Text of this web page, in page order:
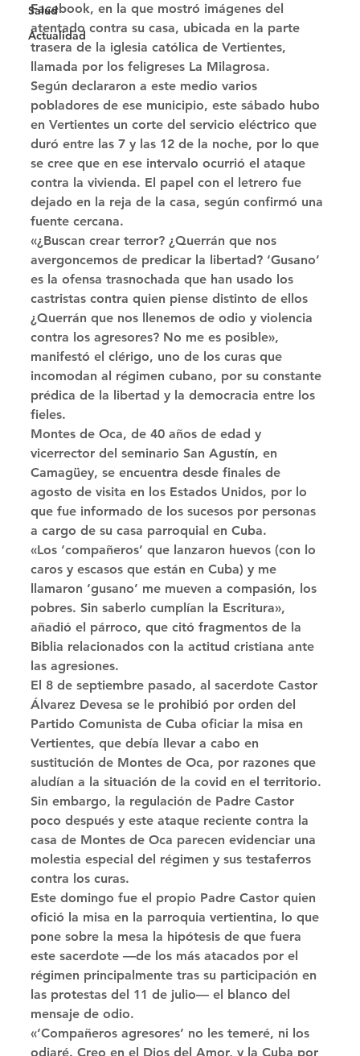
Salud
Actualidad
Facebook, en la que mostró imágenes del
atentado contra su casa, ubicada en la parte
trasera de la iglesia católica de Vertientes,
llamada por los feligreses La Milagrosa.
Según declararon a este medio varios
pobladores de ese municipio, este sábado hubo
en Vertientes un corte del servicio eléctrico que
duró entre las 7 y las 12 de la noche, por lo que
se cree que en ese intervalo ocurrió el ataque
contra la vivienda. El papel con el letrero fue
dejado en la reja de la casa, según confirmó una
fuente cercana.
«¿Buscan crear terror? ¿Querrán que nos
avergoncemos de predicar la libertad? ‘Gusano’
es la ofensa trasnochada que han usado los
castristas contra quien piense distinto de ellos
¿Querrán que nos llenemos de odio y violencia
contra los agresores? No me es posible»,
manifestó el clérigo, uno de los curas que
incomodan al régimen cubano, por su constante
prédica de la libertad y la democracia entre los
fieles.
Montes de Oca, de 40 años de edad y
vicerrector del seminario San Agustín, en
Camagüey, se encuentra desde finales de
agosto de visita en los Estados Unidos, por lo
que fue informado de los sucesos por personas
a cargo de su casa parroquial en Cuba.
«Los ‘compañeros’ que lanzaron huevos (con lo
caros y escasos que están en Cuba) y me
llamaron ‘gusano’ me mueven a compasión, los
pobres. Sin saberlo cumplían la Escritura»,
añadió el párroco, que citó fragmentos de la
Biblia relacionados con la actitud cristiana ante
las agresiones.
El 8 de septiembre pasado, al sacerdote Castor
Álvarez Devesa se le prohibió por orden del
Partido Comunista de Cuba oficiar la misa en
Vertientes, que debía llevar a cabo en
sustitución de Montes de Oca, por razones que
aludían a la situación de la covid en el territorio.
Sin embargo, la regulación de Padre Castor
poco después y este ataque reciente contra la
casa de Montes de Oca parecen evidenciar una
molestia especial del régimen y sus testaferros
contra los curas.
Este domingo fue el propio Padre Castor quien
ofició la misa en la parroquia vertientina, lo que
pone sobre la mesa la hipótesis de que fuera
este sacerdote —de los más atacados por el
régimen principalmente tras su participación en
las protestas del 11 de julio— el blanco del
mensaje de odio.
«‘Compañeros agresores’ no les temeré, ni los
odiaré. Creo en el Dios del Amor, y la Cuba por